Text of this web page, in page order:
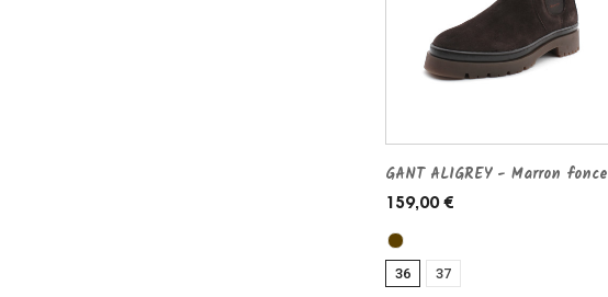
GANT ALIGREY - Marron fonce
159,00 €
36 37